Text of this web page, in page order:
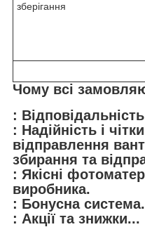
зберігання
Чому всі
:
: Надійність і
відправлення
збирання та
: Якісні
виробника.
: Бонусна система.
: Акції та знижки...